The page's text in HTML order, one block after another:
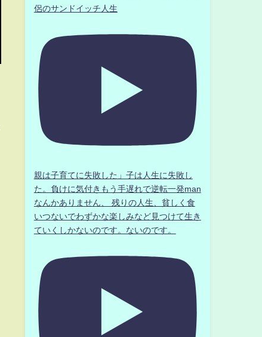
侶のサンドイッチ人生
親は子育てに失敗した」子は人生に失敗し
た。負けに気付きもう手遅れで逆転一発man
なんかありません、 残りの人生、貧しく食
いつないでわずかな楽しみなど見つけて生き
ていくしかないのです。ないのです。